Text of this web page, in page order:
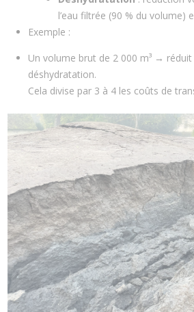
l’eau filtrée (90 % du volume)
Exemple :
Un volume brut de 2 000 m³ → réduit
déshydratation.
Cela divise par 3 à 4 les coûts de